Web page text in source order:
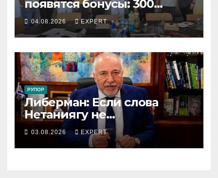
появятся бонусы: 300
сотрудников «Штраус»
получили новый
коллективный договор
04.08.2026 EXPERT
РУПОР
Либерман: Если слова
Нетаниягу не
предвыборный трюк, пусть
докажет это делом
03.08.2026 EXPERT